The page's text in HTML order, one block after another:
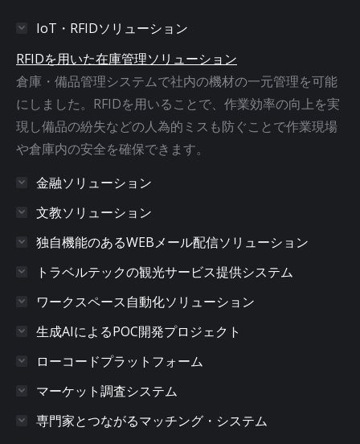
IoT・RFIDソリューション
RFIDを用いた在庫管理ソリューション
倉庫・備品管理システムで社内の機材の一元管理を可能
にしました。RFIDを用いることで、作業効率の向上を実
現し備品の紛失などの人為的ミスも防ぐことで作業現場
や倉庫内の安全を確保できます。
金融ソリューション
文教ソリューション
独自機能のあるWEBメール配信ソリューション
トラベルテックの観光サービス提供システム
ワークスペース自動化ソリューション
生成AIによるPOC開発プロジェクト
ローコードプラットフォーム
マーケット調査システム
専門家とつながるマッチング・システム